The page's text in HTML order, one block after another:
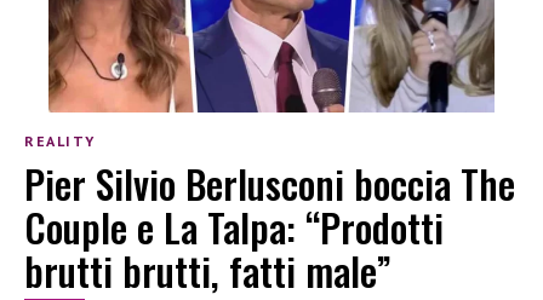
REALITY
Pier Silvio Berlusconi boccia The
Couple e La Talpa: “Prodotti
brutti brutti, fatti male”